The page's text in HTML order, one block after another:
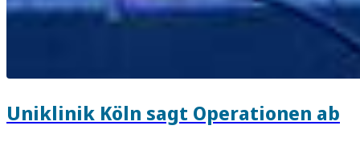
Uniklinik Köln sagt Operationen ab